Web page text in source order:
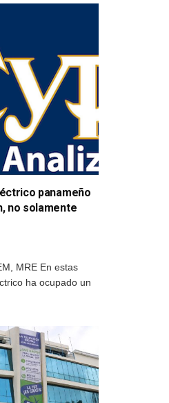
panameño
no solamente
MRE En estas
ha ocupado un